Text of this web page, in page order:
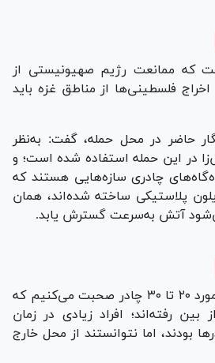
که ممانعت رژیم صهیونیستی از
فلسطینی‌ها از مناطق غزه باید
حاضر در محل حمله، گفت: به‌نظر
در این حمله استفاده شده است؛ و
چادری سازه‌هایی هستند که
پلاستیکی ساخته شده‌اند، همان
آتش به‌سرعت گسترش یابد.
محمود اضافه کرد: ما درمورد ۲۰ تا ۳۰ چادر صحبت می‌کنیم که
بین رفته‌اند؛ افراد زیادی در زمان
بودند، اما نتوانستند از محل خارج